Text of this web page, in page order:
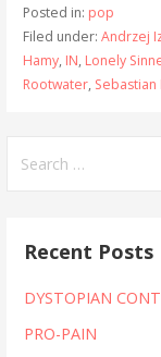
Posted in: pop
Filed under: Andrzej
Hamy, IN, Lonely
Rootwater, Sebastian
for:
Recent Posts
DYSTOPIAN
PRO-PAIN